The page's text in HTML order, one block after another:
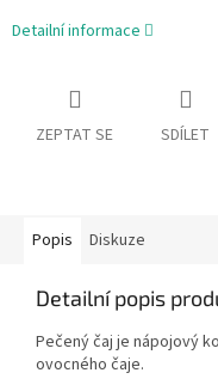
Detailní informace
ZEPTAT SE SDÍLET
Popis Diskuze
Detailní popis
Pečený čaj je nápojový
ovocného čaje.